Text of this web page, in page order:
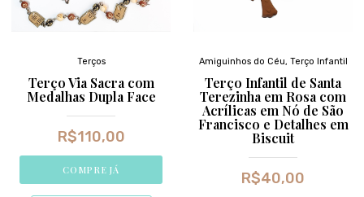
Terços
Terço Via Sacra com
Medalhas Dupla Face
R$110,00
COMPRE JÁ
Amiguinhos do Céu, Terço Infantil
Terço Infantil de Santa
Terezinha em Rosa com
Acrílicas em Nó de São
Francisco e Detalhes em
Biscuit
R$40,00